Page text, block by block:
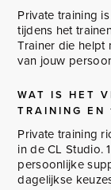
Private training
tijdens het
Trainer die helpt
van jouw
WAT IS HET
TRAINING EN
Private training
in de CL Studio.
persoonlijke
dagelijkse